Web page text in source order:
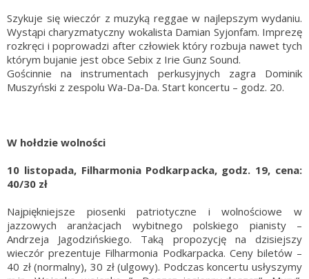
Szykuje się wieczór z muzyką reggae w najlepszym wydaniu.
Wystąpi charyzmatyczny wokalista Damian Syjonfam. Imprezę
rozkręci i poprowadzi after człowiek który rozbuja nawet tych
którym bujanie jest obce Sebix z Irie Gunz Sound.
Gościnnie na instrumentach perkusyjnych zagra Dominik
Muszyński z zespolu Wa-Da-Da. Start koncertu – godz. 20.
W hołdzie wolności
10 listopada, Filharmonia Podkarpacka, godz. 19, cena:
40/30 zł
Najpiękniejsze piosenki patriotyczne i wolnościowe w
jazzowych aranżacjach wybitnego polskiego pianisty –
Andrzeja Jagodzińskiego. Taką propozycję na dzisiejszy
wieczór prezentuje Filharmonia Podkarpacka. Ceny biletów –
40 zł (normalny), 30 zł (ulgowy). Podczas koncertu usłyszymy